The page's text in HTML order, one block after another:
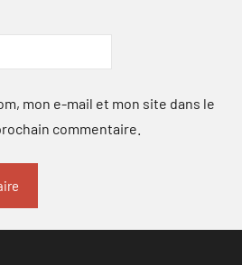
mon e-mail et mon site dans le
commentaire.